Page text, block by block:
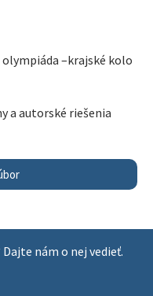
olympiáda –krajské kolo
a autorské riešenia
nám o nej vedieť.